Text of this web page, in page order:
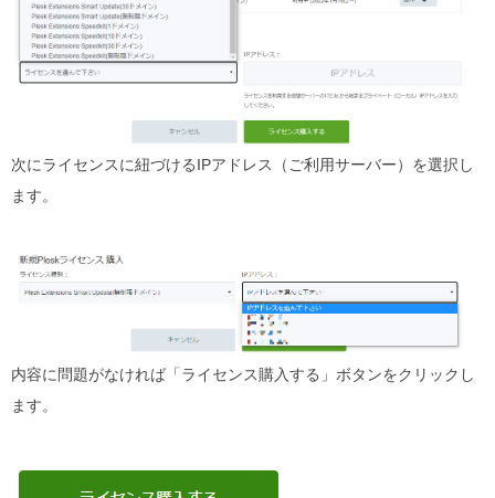
次にライセンスに紐づけるIPアドレス（ご利⽤サーバー）を選択し
ます。
内容に問題がなければ「ライセンス購⼊する」ボタンをクリックし
ます。